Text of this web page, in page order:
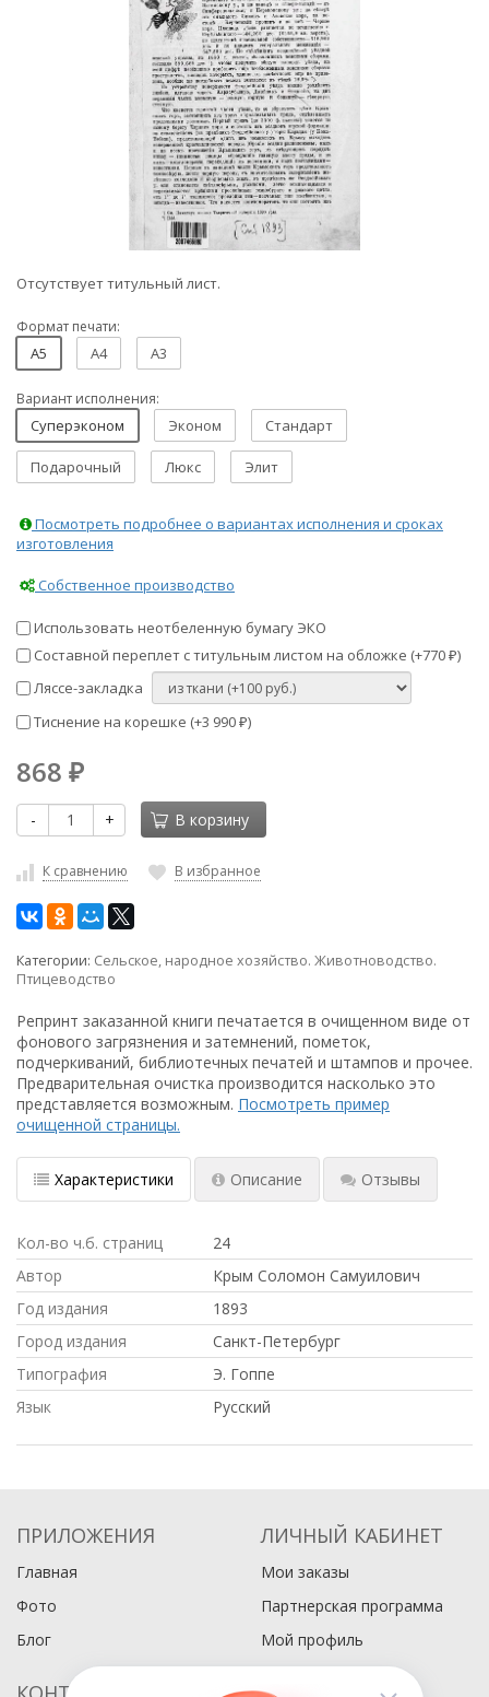
Отсутствует титульный лист.
Формат печати:
A5 A4 A3
Вариант исполнения:
Суперэконом Эконом Стандарт
Подарочный Люкс Элит
Посмотреть подробнее о вариантах исполнения и сроках
изготовления
Собственное производство
Использовать неотбеленную бумагу ЭКО
Составной переплет с титульным листом на обложке (+770 ₽)
Ляссе-закладка
Тиснение на корешке (+3 990 ₽)
868 ₽
- + В корзину
К сравнению В избранное
Категории: Сельское, народное хозяйство. Животноводство.
Птицеводство
Репринт заказанной книги печатается в очищенном виде от
фонового загрязнения и затемнений, пометок,
подчеркиваний, библиотечных печатей и штампов и прочее.
Предварительная очистка производится насколько это
представляется возможным. Посмотреть пример
очищенной страницы.
Характеристики Описание Отзывы
Кол-во ч.б. страниц
24
Автор
Крым Соломон Самуилович
Год издания
1893
Город издания
Санкт-Петербург
Типография
Э. Гоппе
Язык
Русский
ПРИЛОЖЕНИЯ
Главная
Фото
Блог
ЛИЧНЫЙ КАБИНЕТ
Мои заказы
Партнерская программа
Мой профиль